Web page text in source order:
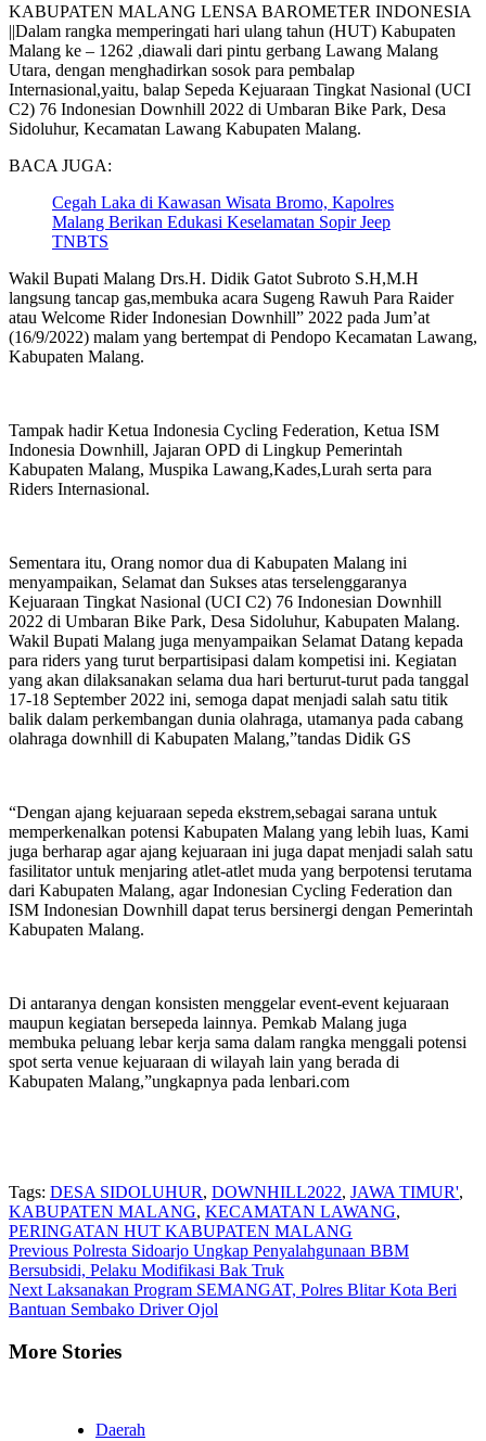
KABUPATEN MALANG LENSA BAROMETER INDONESIA
||Dalam rangka memperingati hari ulang tahun (HUT) Kabupaten
Malang ke – 1262 ,diawali dari pintu gerbang Lawang Malang
Utara, dengan menghadirkan sosok para pembalap
Internasional,yaitu, balap Sepeda Kejuaraan Tingkat Nasional (UCI
C2) 76 Indonesian Downhill 2022 di Umbaran Bike Park, Desa
Sidoluhur, Kecamatan Lawang Kabupaten Malang.
BACA JUGA:
Cegah Laka di Kawasan Wisata Bromo, Kapolres
Malang Berikan Edukasi Keselamatan Sopir Jeep
TNBTS
Wakil Bupati Malang Drs.H. Didik Gatot Subroto S.H,M.H
langsung tancap gas,membuka acara Sugeng Rawuh Para Raider
atau Welcome Rider Indonesian Downhill” 2022 pada Jum’at
(16/9/2022) malam yang bertempat di Pendopo Kecamatan Lawang,
Kabupaten Malang.
Tampak hadir Ketua Indonesia Cycling Federation, Ketua ISM
Indonesia Downhill, Jajaran OPD di Lingkup Pemerintah
Kabupaten Malang, Muspika Lawang,Kades,Lurah serta para
Riders Internasional.
Sementara itu, Orang nomor dua di Kabupaten Malang ini
menyampaikan, Selamat dan Sukses atas terselenggaranya
Kejuaraan Tingkat Nasional (UCI C2) 76 Indonesian Downhill
2022 di Umbaran Bike Park, Desa Sidoluhur, Kabupaten Malang.
Wakil Bupati Malang juga menyampaikan Selamat Datang kepada
para riders yang turut berpartisipasi dalam kompetisi ini. Kegiatan
yang akan dilaksanakan selama dua hari berturut-turut pada tanggal
17-18 September 2022 ini, semoga dapat menjadi salah satu titik
balik dalam perkembangan dunia olahraga, utamanya pada cabang
olahraga downhill di Kabupaten Malang,”tandas Didik GS
“Dengan ajang kejuaraan sepeda ekstrem,sebagai sarana untuk
memperkenalkan potensi Kabupaten Malang yang lebih luas, Kami
juga berharap agar ajang kejuaraan ini juga dapat menjadi salah satu
fasilitator untuk menjaring atlet-atlet muda yang berpotensi terutama
dari Kabupaten Malang, agar Indonesian Cycling Federation dan
ISM Indonesian Downhill dapat terus bersinergi dengan Pemerintah
Kabupaten Malang.
Di antaranya dengan konsisten menggelar event-event kejuaraan
maupun kegiatan bersepeda lainnya. Pemkab Malang juga
membuka peluang lebar kerja sama dalam rangka menggali potensi
spot serta venue kejuaraan di wilayah lain yang berada di
Kabupaten Malang,”ungkapnya pada lenbari.com
Tags: DESA SIDOLUHUR, DOWNHILL2022, JAWA TIMUR',
KABUPATEN MALANG, KECAMATAN LAWANG,
PERINGATAN HUT KABUPATEN MALANG
Continue
Reading
Previous Polresta Sidoarjo Ungkap Penyalahgunaan BBM
Bersubsidi, Pelaku Modifikasi Bak Truk
Next Laksanakan Program SEMANGAT, Polres Blitar Kota Beri
Bantuan Sembako Driver Ojol
More Stories
Daerah